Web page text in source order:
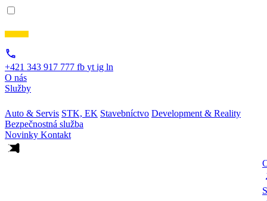
+421 343 917 777 fb yt ig ln
O nás
Služby
Auto & Servis STK, EK Stavebníctvo Development & Reality
Bezpečnostná služba
Novinky Kontakt